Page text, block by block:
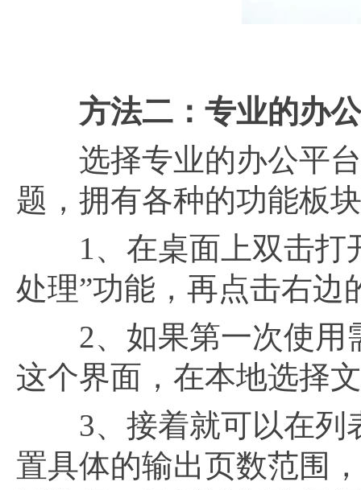
方法二：专业的办
选择专业的办公平台
题，拥有各种的功能板
1、在桌面上双击打开
处理”功能，再点击右边
2、如果第一次使用
这个界面，在本地选择
3、接着就可以在列
置具体的输出页数范围